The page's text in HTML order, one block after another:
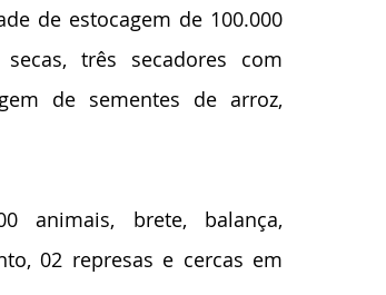
de estocagem de 100.000
três secadores com
de sementes de arroz,
animais, brete, balança,
02 represas e cercas em